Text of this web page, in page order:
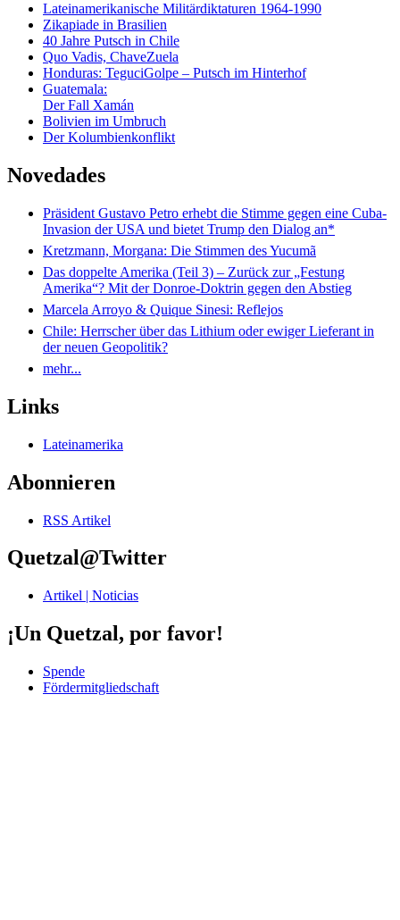
Lateinamerikanische Militärdiktaturen 1964-1990
Zikapiade in Brasilien
40 Jahre Putsch in Chile
Quo Vadis, ChaveZuela
Honduras: TeguciGolpe – Putsch im Hinterhof
Guatemala:
Der Fall Xamán
Bolivien im Umbruch
Der Kolumbienkonflikt
Novedades
Präsident Gustavo Petro erhebt die Stimme gegen eine Cuba-
Invasion der USA und bietet Trump den Dialog an*
Kretzmann, Morgana: Die Stimmen des Yucumã
Das doppelte Amerika (Teil 3) – Zurück zur „Festung
Amerika“? Mit der Donroe-Doktrin gegen den Abstieg
Marcela Arroyo & Quique Sinesi: Reflejos
Chile: Herrscher über das Lithium oder ewiger Lieferant in
der neuen Geopolitik?
mehr...
Links
Lateinamerika
Abonnieren
RSS Artikel
Quetzal@Twitter
Artikel | Noticias
¡Un Quetzal, por favor!
Spende
Fördermitgliedschaft